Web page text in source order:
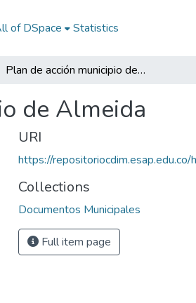
of DSpace Statistics
Plan de acción municipio de Almeida
de Almeida
URI
https://
Collections
Documentos Municipales
Full item page